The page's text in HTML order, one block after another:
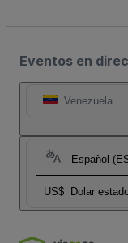
Eventos en
Venezuela
Español
US$ Dolar